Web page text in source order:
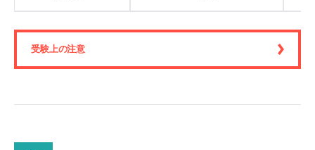
受験上の注意